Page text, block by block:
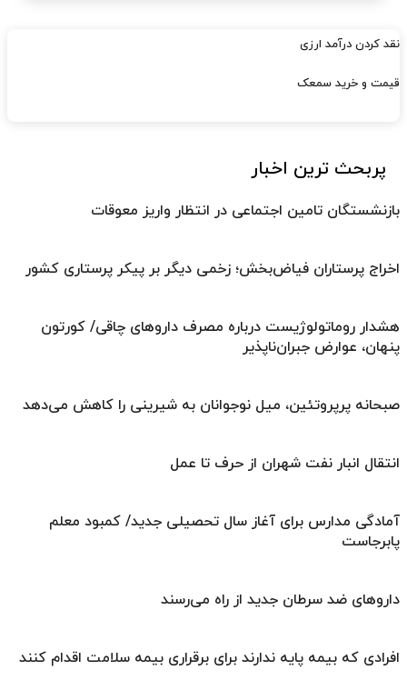
نقد کردن درآمد ارزی
قیمت و خرید سمعک
پربحث ترین اخبار
بازنشستگان تامین اجتماعی در انتظار واریز معوقات
اخراج پرستاران فیاض‌بخش؛ زخمی دیگر بر پیکر پرستاری کشور
هشدار روماتولوژیست درباره مصرف داروهای چاقی/ کورتون
پنهان، عوارض جبران‌ناپذیر
صبحانه پرپروتئین، میل نوجوانان به شیرینی را کاهش می‌دهد
انتقال انبار نفت شهران از حرف تا عمل
آمادگی مدارس برای آغاز سال تحصیلی جدید/ کمبود معلم
پابرجاست
داروهای ضد سرطان جدید از راه می‌رسند
افرادی که بیمه پایه ندارند برای برقراری بیمه سلامت اقدام کنند